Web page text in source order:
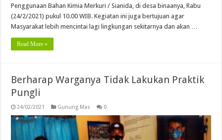
Penggunaan Bahan Kimia Merkuri / Sianida, di desa binaanya, Rabu
(24/2/2021) pukul 10.00 WIB. Kegiatan ini juga bertujuan agar
Masyarakat lebih mencintai lagi lingkungan sekitarnya dan akan …
Read More »
Berharap Warganya Tidak Lakukan Praktik
Pungli
24/02/2021 Gunung Mas 0